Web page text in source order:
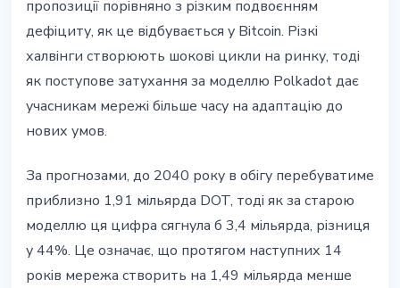
пропозиції порівняно з різким подвоєнням
дефіциту, як це відбувається у Bitcoin. Різкі
халвінги створюють шокові цикли на ринку, тоді
як поступове затухання за моделлю Polkadot дає
учасникам мережі більше часу на адаптацію до
нових умов.
За прогнозами, до 2040 року в обігу перебуватиме
приблизно 1,91 мільярда DOT, тоді як за старою
моделлю ця цифра сягнула б 3,4 мільярда, різниця
у 44%. Це означає, що протягом наступних 14
років мережа створить на 1,49 мільярда менше